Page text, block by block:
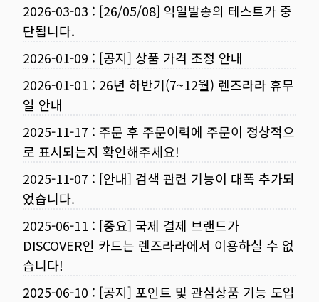
2026-03-03 : [26/05/08] 익일발송의 테스트가 중
단됩니다.
2026-01-09 : [공지] 상품 가격 조정 안내
2026-01-01 : 26년 하반기(7~12월) 렌즈라라 휴무
일 안내
2025-11-17 : 주문 후 주문이력에 주문이 정상적으
로 표시되는지 확인해주세요!
2025-11-07 : [안내] 검색 관련 기능이 대폭 추가되
었습니다.
2025-06-11 : [중요] 국제 결제 브랜드가
DISCOVER인 카드는 렌즈라라에서 이용하실 수 없
습니다!
2025-06-10 : [공지] 포인트 및 관심상품 기능 도입